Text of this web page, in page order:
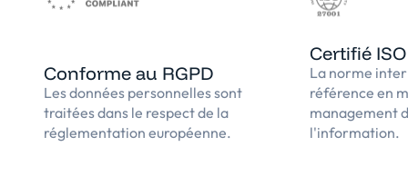
Conforme au RGPD
Les données personnelles sont
traitées dans le respect de la
réglementation européenne.
Certifié
La norme
référence en
management
l'information.